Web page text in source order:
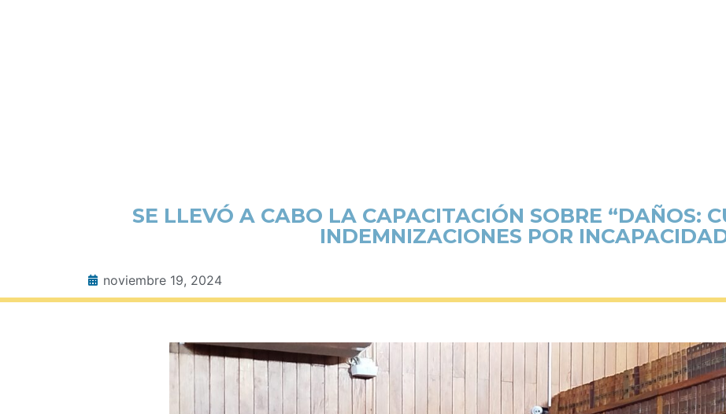
SE LLEVÓ A CABO LA CAPACITACIÓN SOBRE “DAÑOS:
INDEMNIZACIONES POR
noviembre 19, 2024